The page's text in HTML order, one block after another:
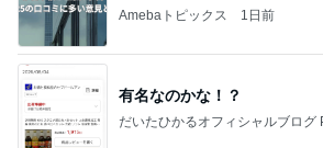
Amebaトピックス 1日前
有名なのかな！？
だいたひかるオフィシャルブログ